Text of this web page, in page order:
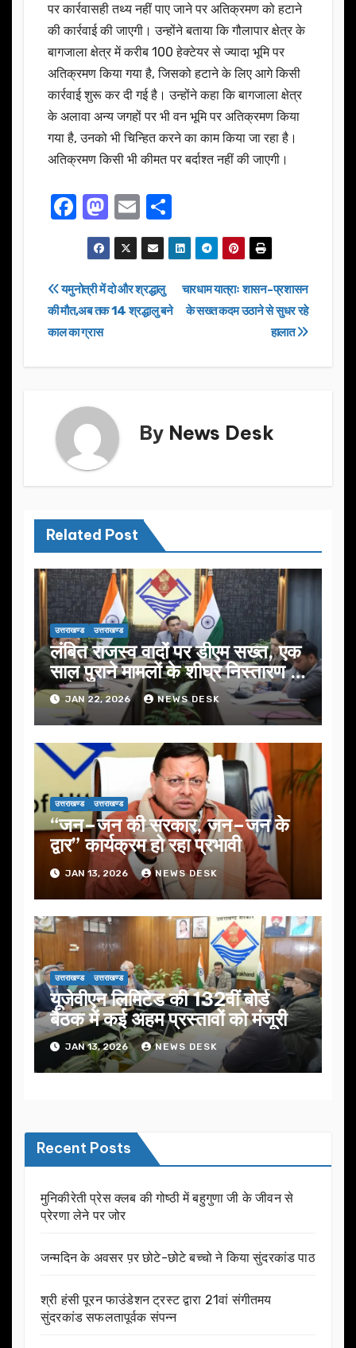
पर कार्रवासही तथ्य नहीं पाए जाने पर अतिक्रमण को हटाने
की कार्रवाई की जाएगी। उन्होंने बताया कि गौलापार क्षेत्र के
बागजाला क्षेत्र में करीब 100 हेक्टेयर से ज्यादा भूमि पर
अतिक्रमण किया गया है, जिसको हटाने के लिए आगे किसी
कार्रवाई शुरू कर दी गई है। उन्होंने कहा कि बागजाला क्षेत्र
के अलावा अन्य जगहों पर भी वन भूमि पर अतिक्रमण किया
गया है, उनको भी चिन्हित करने का काम किया जा रहा है।
अतिक्रमण किसी भी कीमत पर बर्दाश्त नहीं की जाएगी।
F
a
c
e
b
o
o
M
a
st
o
d
n
E
m
ail
h
ar
e
Post
navigation
चारधाम यात्राः शासन-प्रशासन
के सख्त कदम उठाने से सुधर रहे
हालात
यमुनोत्री में दो और श्रद्धालु
की मौत,अब तक 14 श्रद्धालु बने
काल का ग्रास
By News Desk
Related Post
उत्तराखण्ड उत्तराखण्ड
लंबित राजस्व वादों पर डीएम सख्त, एक
साल पुराने मामलों के शीघ्र निस्तारण के
आदेश…
JAN 22, 2026 NEWS DESK
उत्तराखण्ड उत्तराखण्ड
“जन–जन की सरकार, जन–जन के
द्वार” कार्यक्रम हो रहा प्रभावी
JAN 13, 2026 NEWS DESK
उत्तराखण्ड उत्तराखण्ड
यूजेवीएन लिमिटेड की 132वीं बोर्ड
बैठक में कई अहम प्रस्तावों को मंजूरी
JAN 13, 2026 NEWS DESK
Recent Posts
मुनिकीरेती प्रेस क्लब की गोष्ठी में बहुगुणा जी के जीवन से
प्रेरणा लेने पर जोर
जन्मदिन के अवसर प़र छोटे-छोटे बच्चो ने किया सुंदरकांड पाठ
श्री हंसी पूरन फाउंडेशन ट्रस्ट द्वारा 21वां संगीतमय
सुंदरकांड सफलतापूर्वक संपन्न